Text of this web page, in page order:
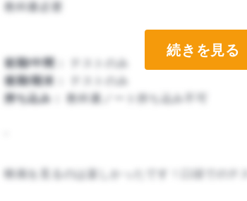
教科書必要
前期/中間：
テストのみ
後期/期末：
テストのみ
持ち込み：
教科書ノート持ち込み不可
映画を見るのは楽しかったです！口頭でのテ
続きを見る